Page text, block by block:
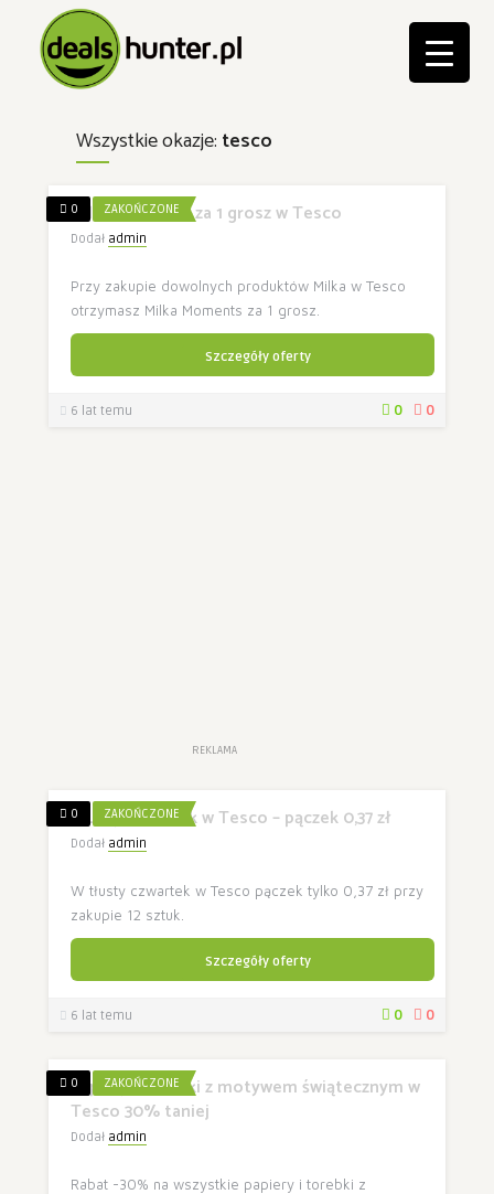
Wszystkie okazje: tesco
0 ZAKOŃCZONE
Milka Moments za 1 grosz w Tesco
Dodał admin
Przy zakupie dowolnych produktów Milka w Tesco
otrzymasz Milka Moments za 1 grosz.
Szczegóły oferty
6 lat temu 0 0
REKLAMA
0 ZAKOŃCZONE
Tłusty czwartek w Tesco – pączek 0,37 zł
Dodał admin
W tłusty czwartek w Tesco pączek tylko 0,37 zł przy
zakupie 12 sztuk.
Szczegóły oferty
6 lat temu 0 0
0 ZAKOŃCZONE
Papiery i torebki z motywem świątecznym w
Tesco 30% taniej
Dodał admin
Rabat -30% na wszystkie papiery i torebki z